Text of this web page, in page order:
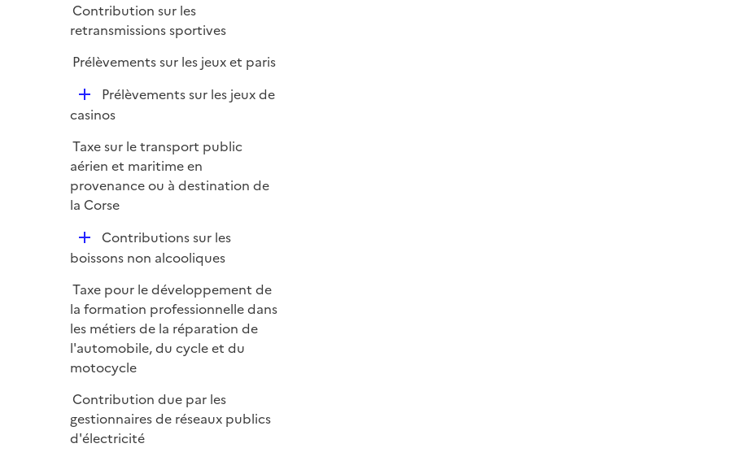
Contribution sur les
retransmissions sportives
Prélèvements sur les jeux et paris
D
é
l
i
e
r
Prélèvements sur les jeux de
casinos
Taxe sur le transport public
aérien et maritime en
provenance ou à destination de
la Corse
D
é
l
i
e
r
Contributions sur les
boissons non alcooliques
Taxe pour le développement de
la formation professionnelle dans
les métiers de la réparation de
l'automobile, du cycle et du
motocycle
Contribution due par les
gestionnaires de réseaux publics
d'électricité